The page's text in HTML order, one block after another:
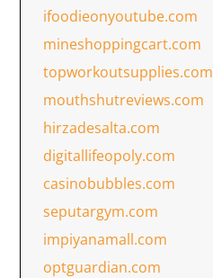
ifoodieonyoutube.com
mineshoppingcart.com
topworkoutsupplies.com
mouthshutreviews.com
hirzadesalta.com
digitallifeopoly.com
casinobubbles.com
seputargym.com
impiyanamall.com
optguardian.com